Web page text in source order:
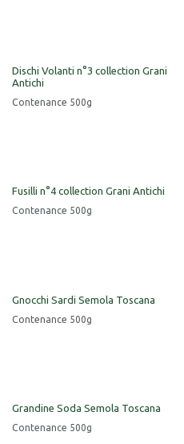
Dischi Volanti n°3 collection Grani
Antichi
Contenance 500g
Fusilli n°4 collection Grani Antichi
Contenance 500g
Gnocchi Sardi Semola Toscana
Contenance 500g
Grandine Soda Semola Toscana
Contenance 500g